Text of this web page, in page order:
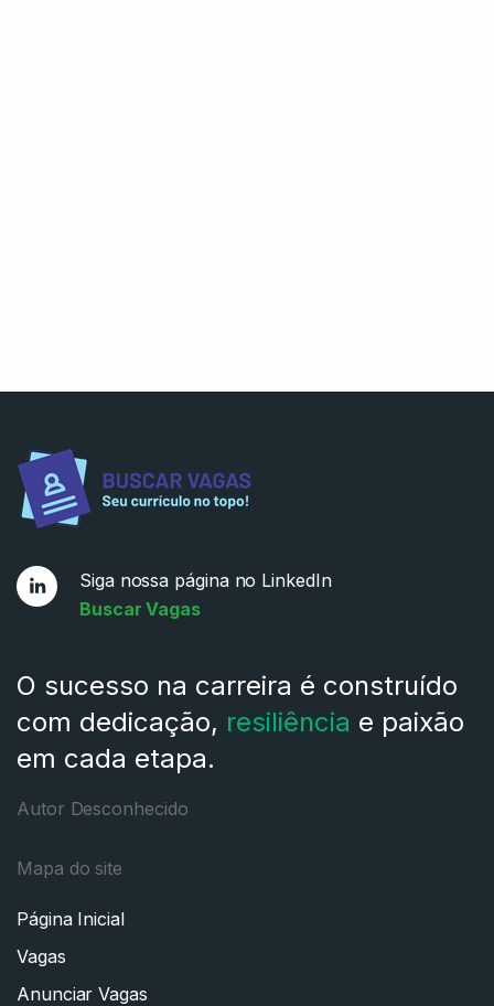
Siga nossa página no LinkedIn
Buscar Vagas
O sucesso na carreira é construído
com dedicação, resiliência e paixão
em cada etapa.
Autor Desconhecido
Mapa do site
Página Inicial
Vagas
Anunciar Vagas